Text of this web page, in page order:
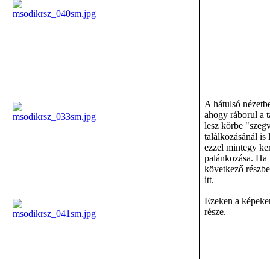
A hátulsó
ahogy ráborul a
lesz körbe
találkozásánál is
ezzel mintegy
palánkozása.
következő
itt.
Ezeken a
része.